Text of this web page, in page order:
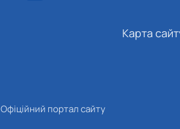
Карта
Офіційний портал сайту